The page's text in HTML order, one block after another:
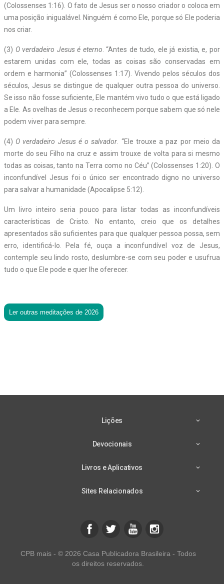
(Colossenses 1:16). O fato de Jesus ser o nosso criador o coloca em
uma posição inigualável. Ninguém é como Ele, porque só Ele poderia
nos criar.
(3) O verdadeiro Jesus é eterno . “Antes de tudo, ele já existia, e, por
estarem unidas com ele, todas as coisas são conservadas em
ordem e harmonia” (Colossenses 1:17). Vivendo pelos séculos dos
séculos, Jesus se distingue de qualquer outra pessoa do universo.
Se isso não fosse suficiente, Ele mantém vivo tudo o que está ligado
a Ele. As ovelhas de Jesus o reconhecem porque sabem que só nele
podem viver para sempre.
(4) O verdadeiro Jesus é o salvador . “Ele trouxe a paz por meio da
morte do seu Filho na cruz e assim trouxe de volta para si mesmo
todas as coisas, tanto na Terra como no Céu” (Colossenses 1:20). O
inconfundível Jesus foi o único ser encontrado digno no universo
para salvar a humanidade (Apocalipse 5:12).
Um livro inteiro seria pouco para listar todas as inconfundíveis
características de Cristo. No entanto, creio que os detalhes
apresentados são suficientes para que qualquer pessoa possa, sem
erro, identificá-lo. Pela fé, ouça a inconfundível voz de Jesus,
contemple seu lindo rosto, deslumbre-se com seu poder e usufrua
tudo o que Ele pode e quer lhe oferecer.
Ler outras meditações de 2026
Lições
Devocionais
Livros e Aplicativos
Sites Relacionados
CPB mais - © 2026 Casa Publicadora Brasileira - Todos
os direitos reservados.